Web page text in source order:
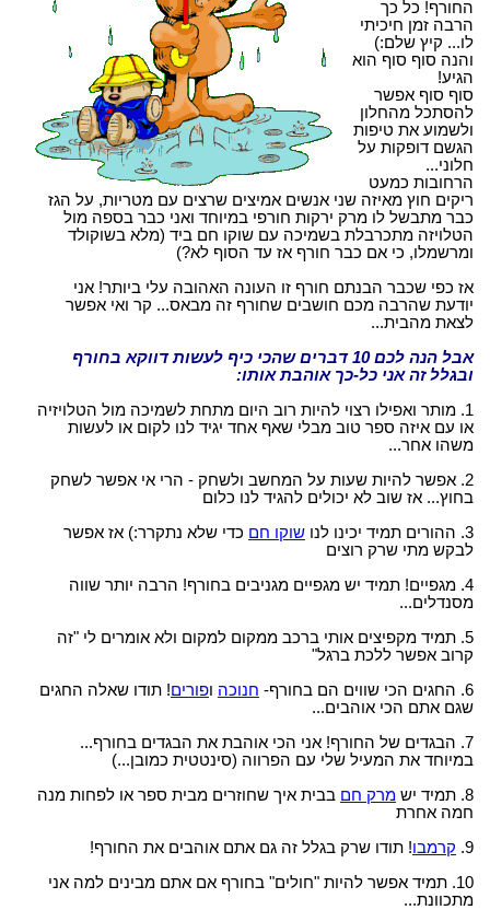
החורף! כל כך
הרבה זמן חיכיתי
לו... קיץ שלם:)
והנה סוף סוף הוא
הגיע!
סוף סוף אפשר
להסתכל מהחלון
ולשמוע את טיפות
הגשם דופקות על
חלוני...
הרחובות כמעט
ריקים חוץ מאיזה שני אנשים אמיצים שרצים עם מטריות, על הגז
כבר מתבשל לו מרק ירקות חורפי במיוחד ואני כבר בספה מול
הטלויזה מתכרבלת בשמיכה עם שוקו חם ביד (מלא בשוקולד
ומרשמלו, כי אם כבר חורף אז עד הסוף לא?)
אז כפי שכבר הבנתם חורף זו העונה האהובה עלי ביותר! אני
יודעת שהרבה מכם חושבים שחורף זה מבאס... קר ואי אפשר
לצאת מהבית...
אבל הנה לכם 10 דברים שהכי כיף לעשות דווקא בחורף
ובגלל זה אני כל-כך אוהבת אותו:
1. מותר ואפילו רצוי להיות רוב היום מתחת לשמיכה מול הטלויזיה
או עם איזה ספר טוב מבלי שאף אחד יגיד לנו לקום או לעשות
משהו אחר...
2. אפשר להיות שעות על המחשב ולשחק - הרי אי אפשר לשחק
בחוץ... אז שוב לא יכולים להגיד לנו כלום
3. ההורים תמיד יכינו לנו
שוקו חם כדי שלא נתקרר:) אז אפשר
לבקש מתי שרק רוצים
4. מגפיים! תמיד יש מגפיים מגניבים בחורף! הרבה יותר שווה
מסנדלים...
5. תמיד מקפיצים אותי ברכב ממקום למקום ולא אומרים לי "זה
קרוב אפשר ללכת ברגל"
6. החגים הכי שווים הם בחורף-
חנוכה ופורים! תודו שאלה החגים
שגם אתם הכי אוהבים...
7. הבגדים של החורף! אני הכי אוהבת את הבגדים בחורף...
במיוחד את המעיל שלי עם הפרווה (סינטטית כמובן...)
8. תמיד יש
מרק חם בבית איך שחוזרים מבית ספר או לפחות מנה
חמה אחרת
9. קרמבו! תודו שרק בגלל זה גם אתם אוהבים את החורף!
10. תמיד אפשר להיות "חולים" בחורף אם אתם מבינים למה אני
מתכוונת...